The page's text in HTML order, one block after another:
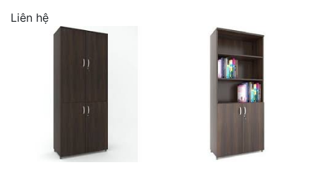
Liên hệ